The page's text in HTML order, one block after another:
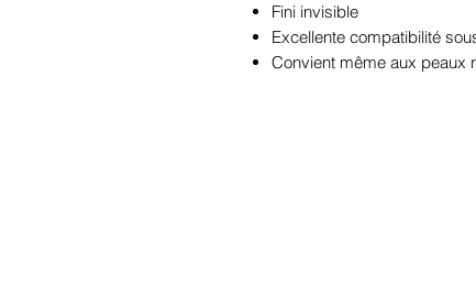
Fini invisible
Excellente compatibilité
Convient même aux peaux